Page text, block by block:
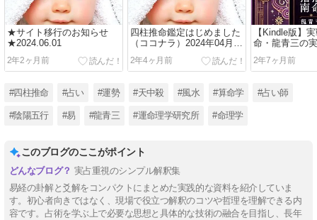
★サイト移行のお知らせ
★2024.06.01
2年2ヶ月前
四柱推命鑑定はじめました
（ココナラ）2024年04月29
日(月)
2年4ヶ月前
【Kindle版】
命・龍青三の
理屈は外れる
2年7ヶ月前
#四柱推命 #占い #運勢 #天中殺 #風水 #算命学 #占い師
#陰陽五行 #易 #龍青三 #運命理学研究所 #命理学
このブログのここがポイント
実占重視のシンプル解釈集
易経の卦解と爻解をコンパクトにまとめた実践的な資料を紹介していま
す。初心者向きではなく、現場で役立つ解釈のコツや哲理を理解できる内
容です。占術を学ぶ上で必要な思想と具体的な技術の融合を目指し、長年